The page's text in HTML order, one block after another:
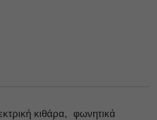
κιθάρα, φωνητικά